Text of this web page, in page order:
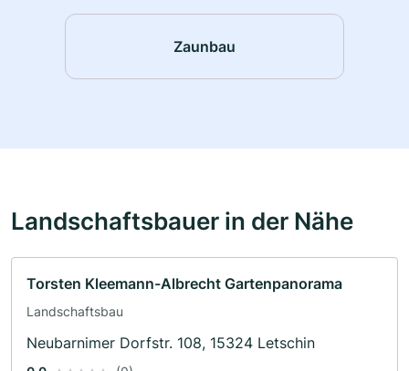
Zaunbau
Landschaftsbauer in der Nähe
Torsten Kleemann-Albrecht Gartenpanorama
Landschaftsbau
Neubarnimer Dorfstr. 108, 15324 Letschin